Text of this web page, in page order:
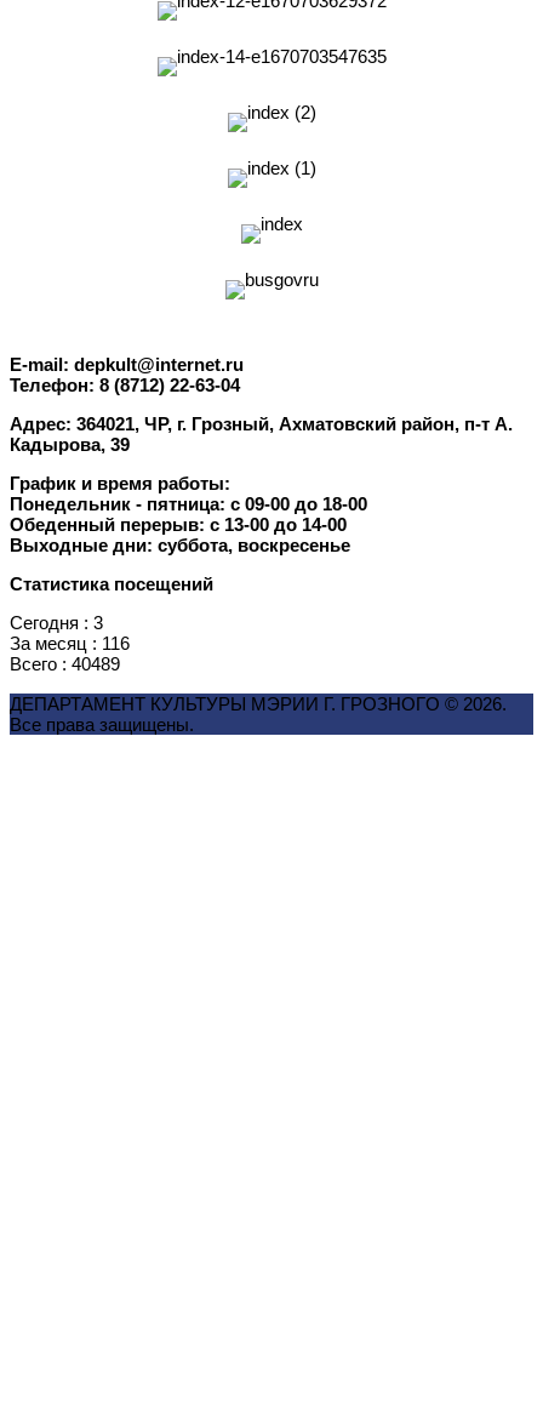
E-mail: depkult@internet.ru
Телефон: 8 (8712) 22-63-04
Адрес: 364021, ЧР, г. Грозный, Ахматовский район, п-т А.
Кадырова, 39
График и время работы:
Понедельник - пятница: с 09-00 до 18-00
Обеденный перерыв: с 13-00 до 14-00
Выходные дни: суббота, воскресенье
Статистика посещений
Сегодня : 3
За месяц : 116
Всего : 40489
ДЕПАРТАМЕНТ КУЛЬТУРЫ МЭРИИ Г. ГРОЗНОГO © 2026.
Все права защищены.